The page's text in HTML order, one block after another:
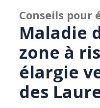
Conseils pour
Maladie
zone à
élargie
des